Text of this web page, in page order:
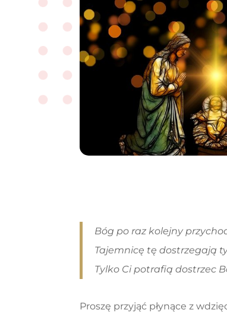
Bóg po raz kolejny
Tajemnicę tę dostrzegają
Tylko Ci potrafią dostrzec
Proszę przyjąć płynące z